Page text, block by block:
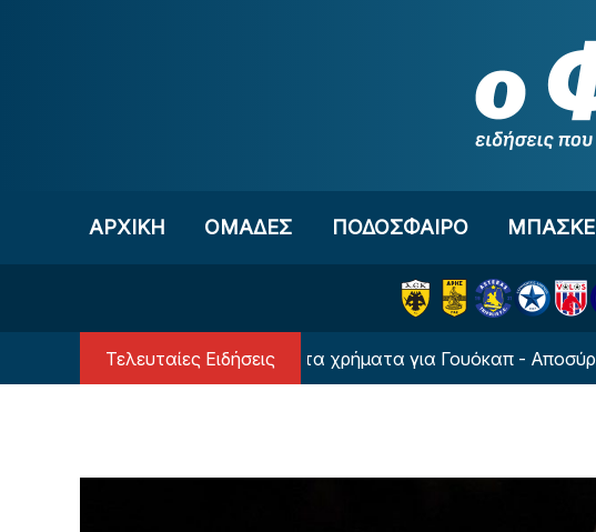
ΑΡΧΙΚΗ OΜΑΔΕΣ ΠΟΔΟΣΦΑΙΡΟ
Τελευταίες Ειδήσεις
Ολυμπιακός: Δεν μειώνει τα χρήματα για Γουόκαπ - Αποσύρθηκε η